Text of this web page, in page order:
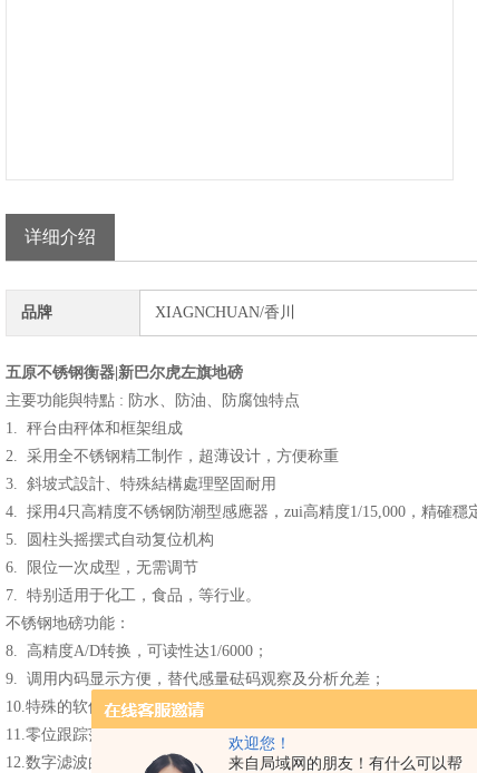
欢迎您！
来自局域网的朋友！有什么可以帮
详细介绍
品牌 XIAGNCHUAN/香川
五原不锈钢衡器|新巴尔虎左旗地磅
主要功能與特點 : 防水、防油、防腐蚀特点
1. 秤台由秤体和框架组成
2. 采用全不锈钢精工制作，超薄设计，方便称重
3. 斜坡式設計、特殊結構處理堅固耐用
4. 採用4只高精度不锈钢防潮型感應器，zui高精度1/15,000，精確穩
5. 圆柱头摇摆式自动复位机构
6. 限位一次成型，无需调节
7. 特别适用于化工，食品，等行业。
不锈钢地磅功能：
8. 高精度A/D转换，可读性达1/6000；
9. 调用内码显示方便，替代感量砝码观察及分析允差；
10.特殊的软件技术，增强磅秤系统的抗振动能力；
11.零位跟踪范围、置零（开机/手动）范围、可分别设置；
12.数字滤波的速度、幅度以及稳定的时间可设置；